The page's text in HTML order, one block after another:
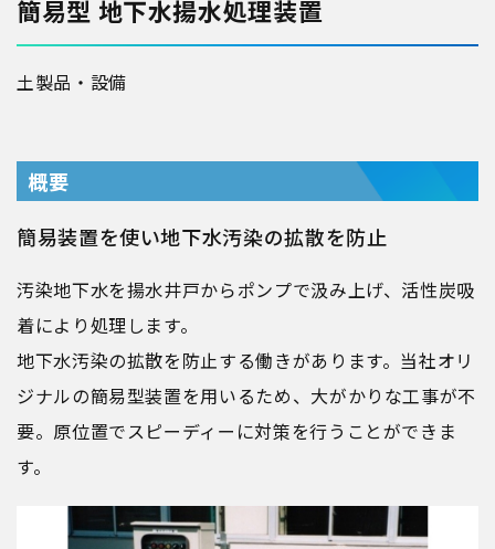
簡易型 地下水揚水処理装置
土製品・設備
概要
簡易装置を使い地下水汚染の拡散を防止
汚染地下水を揚水井戸からポンプで汲み上げ、活性炭吸
着により処理します。
地下水汚染の拡散を防止する働きがあります。当社オリ
ジナルの簡易型装置を用いるため、大がかりな工事が不
要。原位置でスピーディーに対策を行うことができま
す。